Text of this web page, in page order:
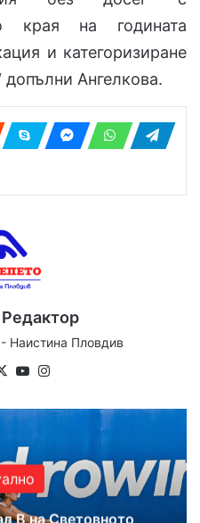
края на годината
и категоризиране
допълни Ангелкова.
Наистина Пловдив
X
Yo
ub ra
B на Световното